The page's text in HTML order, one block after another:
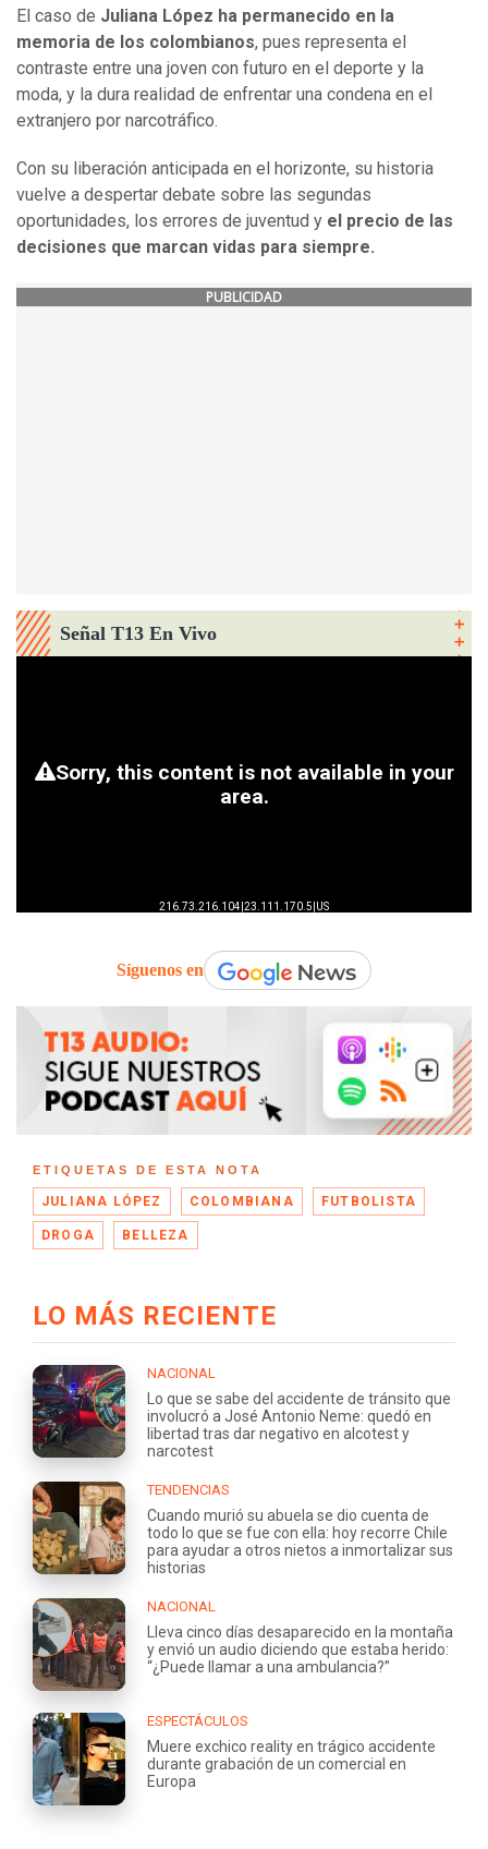
El caso de Juliana López ha permanecido en la
memoria de los colombianos, pues representa el
contraste entre una joven con futuro en el deporte y la
moda, y la dura realidad de enfrentar una condena en el
extranjero por narcotráfico.
Con su liberación anticipada en el horizonte, su historia
vuelve a despertar debate sobre las segundas
oportunidades, los errores de juventud y el precio de las
decisiones que marcan vidas para siempre.
PUBLICIDAD
Señal T13 En Vivo
Síguenos en
ETIQUETAS DE ESTA NOTA
JULIANA LÓPEZ COLOMBIANA FUTBOLISTA
DROGA BELLEZA
LO MÁS RECIENTE
NACIONAL
Lo que se sabe del accidente de tránsito que
involucró a José Antonio Neme: quedó en
libertad tras dar negativo en alcotest y
narcotest
TENDENCIAS
Cuando murió su abuela se dio cuenta de
todo lo que se fue con ella: hoy recorre Chile
para ayudar a otros nietos a inmortalizar sus
historias
NACIONAL
Lleva cinco días desaparecido en la montaña
y envió un audio diciendo que estaba herido:
“¿Puede llamar a una ambulancia?”
ESPECTÁCULOS
Muere exchico reality en trágico accidente
durante grabación de un comercial en
Europa